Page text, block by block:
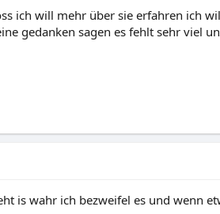
ich will mehr über sie erfahren ich
gedanken sagen es fehlt sehr viel
is wahr ich bezweifel es und wenn